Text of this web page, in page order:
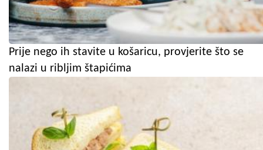
Prije nego ih stavite u košaricu, provjerite što se
nalazi u ribljim štapićima